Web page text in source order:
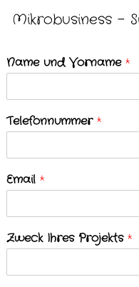
Mikrobusiness –
Name und Vorname *
V
o
r
m
e
Telefonnummer *
Email *
Zweck Ihres Projekts *